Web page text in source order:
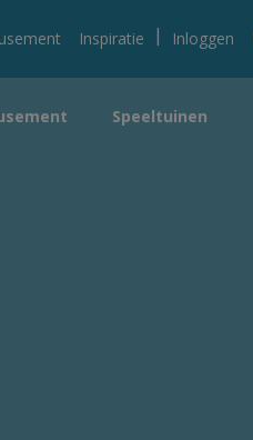
Inspiratie | Inloggen
Speeltuinen